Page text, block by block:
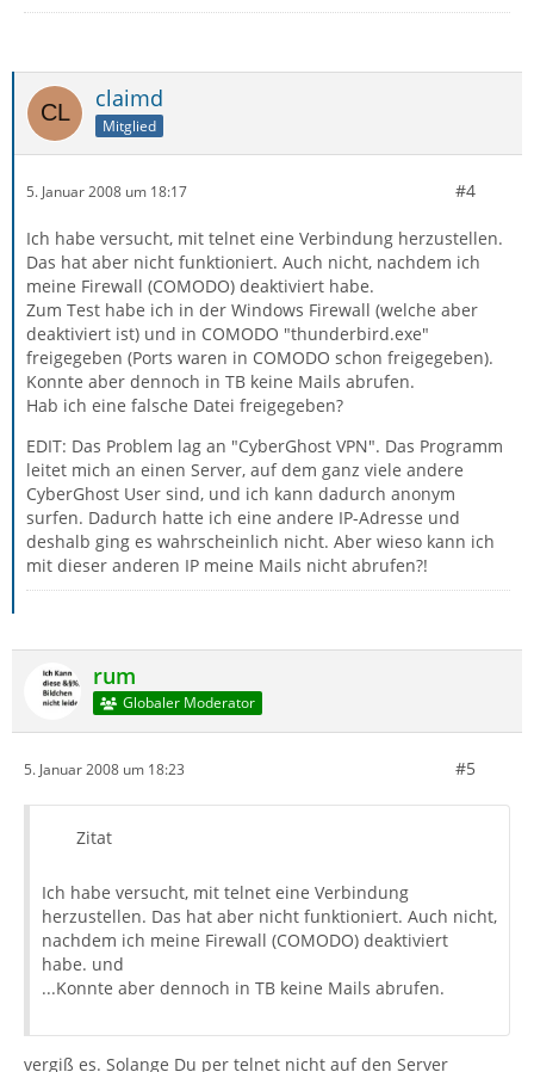
claimd
Mitglied
5. Januar 2008 um 18:17 #4
Ich habe versucht, mit telnet eine Verbindung herzustellen.
Das hat aber nicht funktioniert. Auch nicht, nachdem ich
meine Firewall (COMODO) deaktiviert habe.
Zum Test habe ich in der Windows Firewall (welche aber
deaktiviert ist) und in COMODO "thunderbird.exe"
freigegeben (Ports waren in COMODO schon freigegeben).
Konnte aber dennoch in TB keine Mails abrufen.
Hab ich eine falsche Datei freigegeben?
EDIT: Das Problem lag an "CyberGhost VPN". Das Programm
leitet mich an einen Server, auf dem ganz viele andere
CyberGhost User sind, und ich kann dadurch anonym
surfen. Dadurch hatte ich eine andere IP-Adresse und
deshalb ging es wahrscheinlich nicht. Aber wieso kann ich
mit dieser anderen IP meine Mails nicht abrufen?!
rum
Globaler Moderator
5. Januar 2008 um 18:23 #5
Zitat
Ich habe versucht, mit telnet eine Verbindung
herzustellen. Das hat aber nicht funktioniert. Auch nicht,
nachdem ich meine Firewall (COMODO) deaktiviert
habe. und
...Konnte aber dennoch in TB keine Mails abrufen.
vergiß es. Solange Du per telnet nicht auf den Server